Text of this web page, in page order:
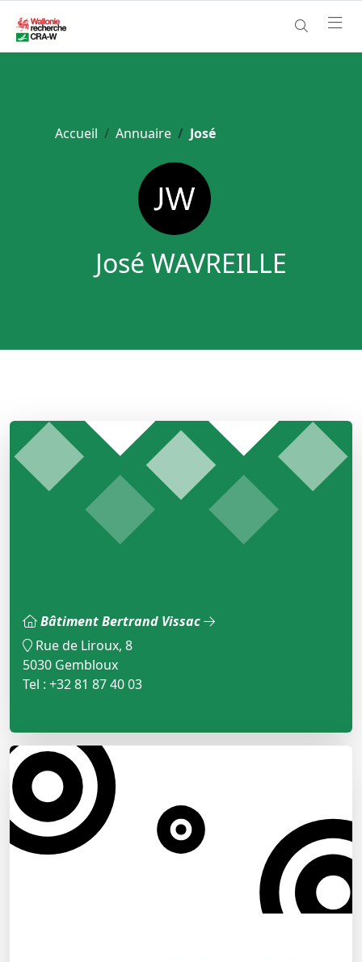
Accueil Annuaire José
José WAVREILLE
Bâtiment Bertrand Vissac
Rue de Liroux, 8
5030 Gembloux
Tel : +32 81 87 40 03